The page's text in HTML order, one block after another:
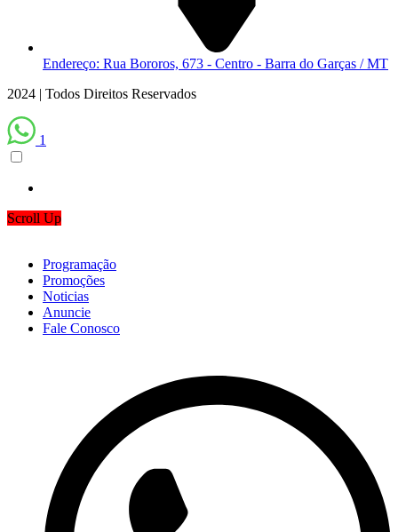
Endereço: Rua Bororos, 673 - Centro - Barra do Garças / MT
2024 | Todos Direitos Reservados
1
Scroll Up
Programação
Promoções
Noticias
Anuncie
Fale Conosco